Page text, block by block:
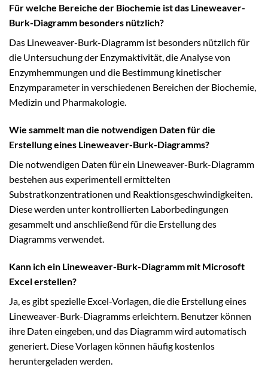
Für welche Bereiche der Biochemie ist das Lineweaver-
Burk-Diagramm besonders nützlich?
Das Lineweaver-Burk-Diagramm ist besonders nützlich für
die Untersuchung der Enzymaktivität, die Analyse von
Enzymhemmungen und die Bestimmung kinetischer
Enzymparameter in verschiedenen Bereichen der Biochemie,
Medizin und Pharmakologie.
Wie sammelt man die notwendigen Daten für die
Erstellung eines Lineweaver-Burk-Diagramms?
Die notwendigen Daten für ein Lineweaver-Burk-Diagramm
bestehen aus experimentell ermittelten
Substratkonzentrationen und Reaktionsgeschwindigkeiten.
Diese werden unter kontrollierten Laborbedingungen
gesammelt und anschließend für die Erstellung des
Diagramms verwendet.
Kann ich ein Lineweaver-Burk-Diagramm mit Microsoft
Excel erstellen?
Ja, es gibt spezielle Excel-Vorlagen, die die Erstellung eines
Lineweaver-Burk-Diagramms erleichtern. Benutzer können
ihre Daten eingeben, und das Diagramm wird automatisch
generiert. Diese Vorlagen können häufig kostenlos
heruntergeladen werden.